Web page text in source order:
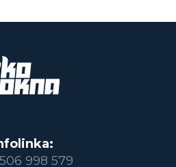
998 579